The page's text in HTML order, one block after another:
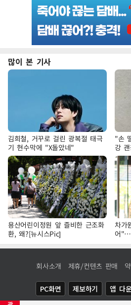
많이 본 기사
김희철, 거꾸로 걸린 광복절 태극
기 현수막에 "X돌았네"
"손
강
용산어린이정원 앞 즐비한 근조화
환, 왜?[뉴시스Pic]
차
어"…
파장
회사소개 제휴/컨텐츠 판매
PC화면 제보하기 앱 다